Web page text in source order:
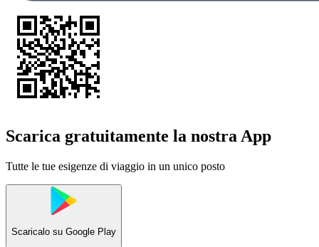
Scarica gratuitamente la nostra App
Tutte le tue esigenze di viaggio in un unico posto
Scaricalo su Google Play